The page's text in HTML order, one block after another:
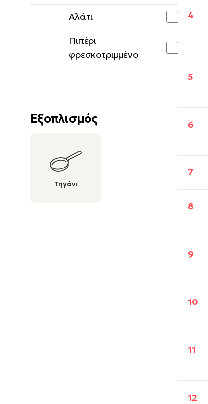
Αλάτι
Πιπέρι
φρεσκοτριμμένο
Εξοπλισμός
Τηγάνι